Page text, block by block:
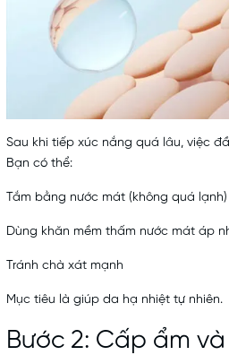
Sau khi tiếp xúc nắng quá lâu, việc
Bạn có thể:
Tắm bằng nước mát (không quá lạnh)
Dùng khăn mềm thấm nước mát áp
Tránh chà xát mạnh
Mục tiêu là giúp da hạ nhiệt tự nhiên.
Bước 2: Cấp ẩm